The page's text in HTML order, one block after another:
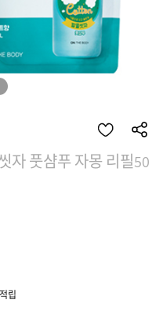
자 풋샴푸 자몽 리필50
립